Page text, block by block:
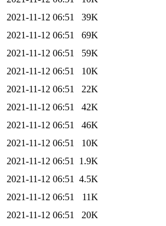
2021-11-12 06:51
39K
2021-11-12 06:51
69K
2021-11-12 06:51
59K
2021-11-12 06:51
10K
2021-11-12 06:51
22K
2021-11-12 06:51
42K
2021-11-12 06:51
46K
2021-11-12 06:51
10K
2021-11-12 06:51
1.9K
2021-11-12 06:51
4.5K
2021-11-12 06:51
11K
2021-11-12 06:51
20K